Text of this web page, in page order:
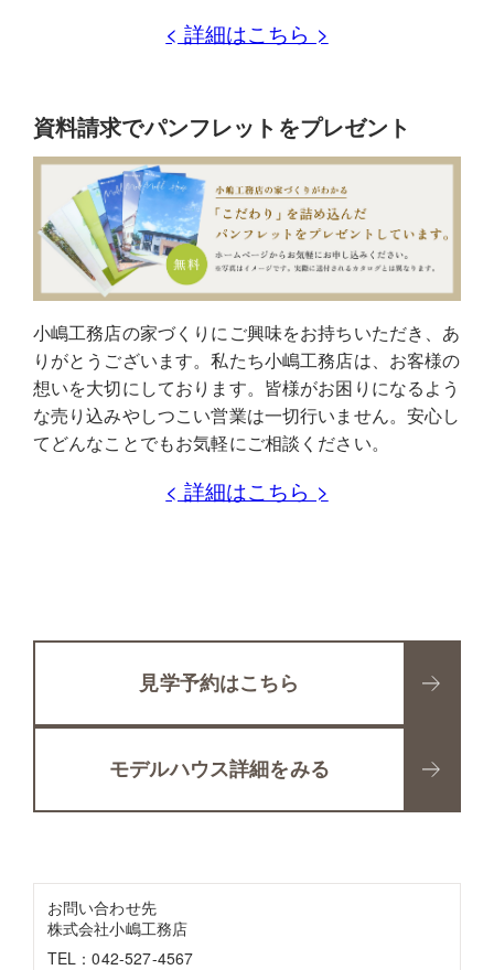
< 詳細はこちら >
資料請求でパンフレットをプレゼント
小嶋工務店の家づくりにご興味をお持ちいただき、あ
りがとうございます。私たち小嶋工務店は、お客様の
想いを大切にしております。皆様がお困りになるよう
な売り込みやしつこい営業は一切行いません。安心し
てどんなことでもお気軽にご相談ください。
< 詳細はこちら >
見学予約はこちら
モデルハウス詳細をみる
お問い合わせ先
株式会社小嶋工務店
TEL：042-527-4567